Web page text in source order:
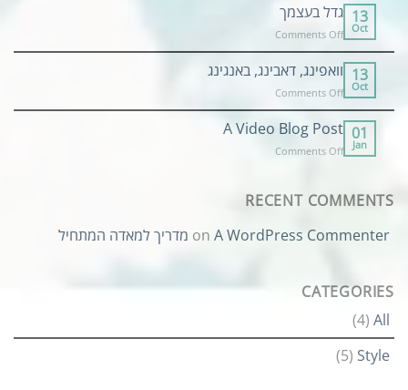
13
Oct
גדל בעצמך
Comments Off
on
גדל
בעצמך
13
Oct
וואפינג, דאבינג, באנגינג
Comments Off
וואפינג,
דאבינג,
באנגינג
01
Jan
A Video Blog Post
Comments Off
Blog
RECENT COMMENTS
A WordPress Commenter
מדריך למאדה המתחיל
CATEGORIES
All
(4)
Style
(5)